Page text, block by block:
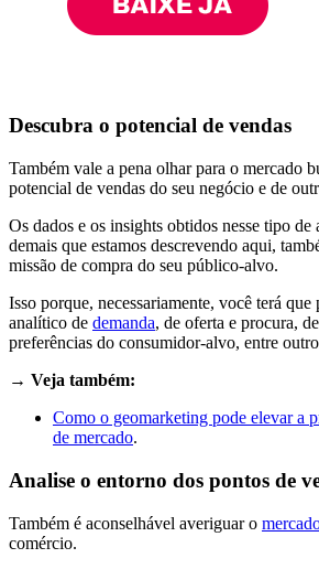
Descubra o potencial de vendas
Também vale a pena olhar para o mercado
potencial de vendas do seu negócio e de
Os dados e os insights obtidos nesse tipo de
demais que estamos descrevendo aqui,
missão de compra do seu público-alvo.
Isso porque, necessariamente, você terá que
analítico de demanda, de oferta e procura,
preferências do consumidor-alvo, entre
→ Veja também:
Como o geomarketing pode elevar a
de mercado.
Analise o entorno dos pontos de
Também é aconselhável averiguar o
comércio.